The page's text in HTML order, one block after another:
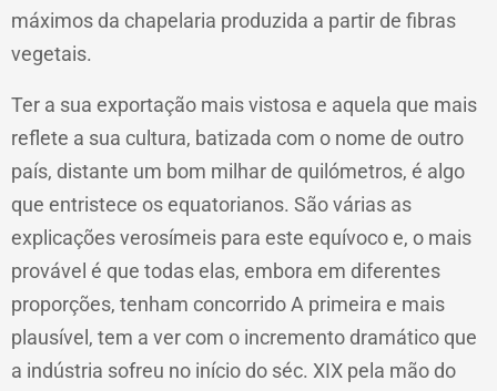
máximos da chapelaria produzida a partir de fibras
vegetais.
Ter a sua exportação mais vistosa e aquela que mais
reflete a sua cultura, batizada com o nome de outro
país, distante um bom milhar de quilómetros, é algo
que entristece os equatorianos. São várias as
explicações verosímeis para este equívoco e, o mais
provável é que todas elas, embora em diferentes
proporções, tenham concorrido A primeira e mais
plausível, tem a ver com o incremento dramático que
a indústria sofreu no início do séc. XIX pela mão do